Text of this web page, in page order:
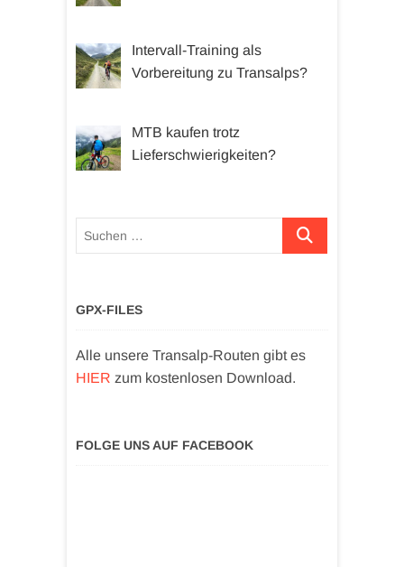
Intervall-Training als
Vorbereitung zu Transalps?
MTB kaufen trotz
Lieferschwierigkeiten?
Suchen …
GPX-FILES
Alle unsere Transalp-Routen gibt es
HIER zum kostenlosen Download.
FOLGE UNS AUF FACEBOOK